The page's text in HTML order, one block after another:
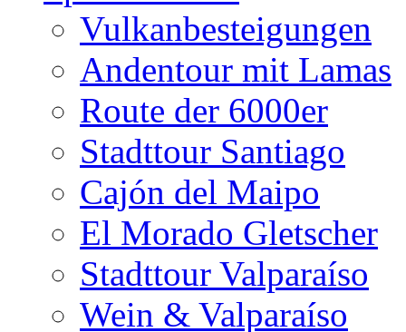
Vulkanbesteigungen
Andentour mit Lamas
Route der 6000er
Stadttour Santiago
Cajón del Maipo
El Morado Gletscher
Stadttour Valparaíso
Wein & Valparaíso